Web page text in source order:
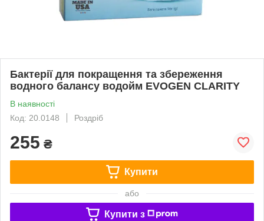
Бактерії для покращення та збереження
водного балансу водойм EVOGEN СLARITY
В наявності
Код: 20.0148
Роздріб
255 ₴
Купити
або
Купити з